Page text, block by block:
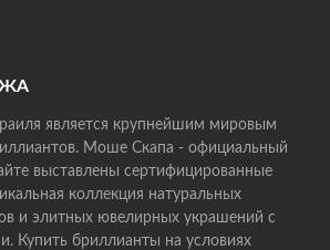
является крупнейшим мировым
Моше Скапа - официальный
выставлены сертифицированные
коллекция натуральных
и элитных ювелирных украшений с
Купить бриллианты на условиях